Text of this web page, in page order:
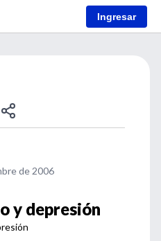
Ingresar
de 2006
y depresión